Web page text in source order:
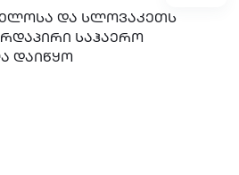
ᲓᲐ ᲡᲚᲝᲕᲐᲙᲔᲗᲡ
ᲡᲐᲰᲐᲔᲠᲝ
ᲓᲐᲘᲬᲧᲝ